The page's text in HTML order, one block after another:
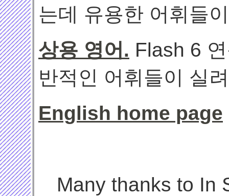
는데 유용한 어휘들
상용 영어. Flash 6
반적인 어휘들이 실
English home page
Many thanks to In